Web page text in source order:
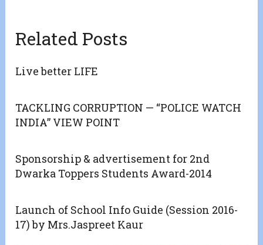
Related Posts
Live better LIFE
TACKLING CORRUPTION — “POLICE WATCH
INDIA” VIEW POINT
Sponsorship & advertisement for 2nd
Dwarka Toppers Students Award-2014
Launch of School Info Guide (Session 2016-
17) by Mrs.Jaspreet Kaur